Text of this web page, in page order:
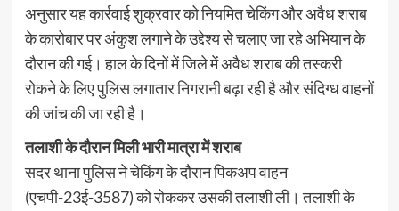
अनुसार यह कार्रवाई शुक्रवार को नियमित चेकिंग और अवैध शराब
के कारोबार पर अंकुश लगाने के उद्देश्य से चलाए जा रहे अभियान के
दौरान की गई। हाल के दिनों में जिले में अवैध शराब की तस्करी
रोकने के लिए पुलिस लगातार निगरानी बढ़ा रही है और संदिग्ध वाहनों
की जांच की जा रही है।
तलाशी के दौरान मिली भारी मात्रा में शराब
सदर थाना पुलिस ने चेकिंग के दौरान पिकअप वाहन
(एचपी-23ई-3587) को रोककर उसकी तलाशी ली। तलाशी के